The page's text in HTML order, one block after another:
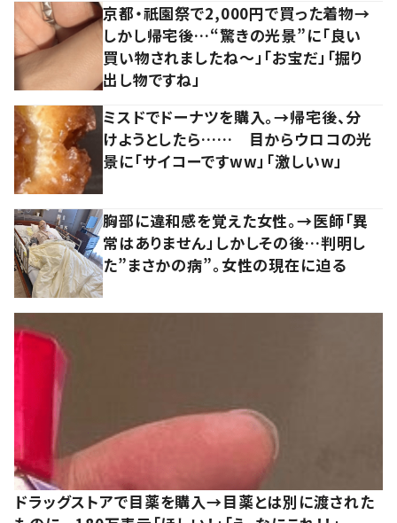
京都・祇園祭で2,000円で買った着物→
しかし帰宅後…“驚きの光景”に「良い
買い物されましたね～」「お宝だ」「掘り
出し物ですね」
ミスドでドーナツを購入。→帰宅後、分
けようとしたら…… 目からウロコの光
景に「サイコーですww」「激しいw」
胸部に違和感を覚えた女性。→医師「異
常はありません」しかしその後…判明し
た”まさかの病”。女性の現在に迫る
ドラッグストアで目薬を購入→目薬とは別に渡された